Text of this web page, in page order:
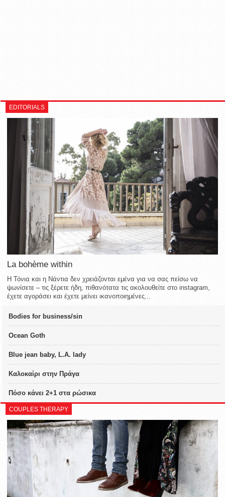
EDITORIALS
La bohème within
Η Τόνια και η Νάντια δεν χρειάζονται εμένα για να σας πείσω να
ψωνίσετε – τις ξέρετε ήδη, πιθανότατα τις ακολουθείτε στο instagram,
έχετε αγοράσει και έχετε μείνει ικανοποιημένες...
Bodies for business/sin
Ocean Goth
Blue jean baby, L.A. lady
Καλοκαίρι στην Πράγα
Πόσο κάνει 2+1 στα ρώσικα
COUPLES THERAPY